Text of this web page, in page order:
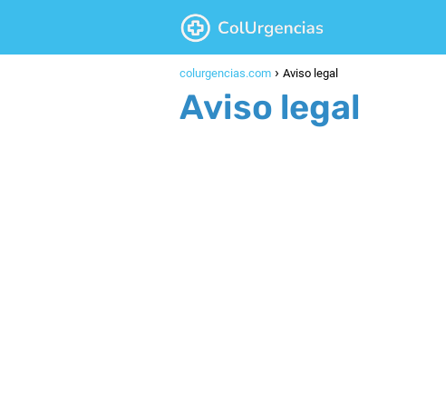
colurgencias.com Aviso legal
Aviso legal